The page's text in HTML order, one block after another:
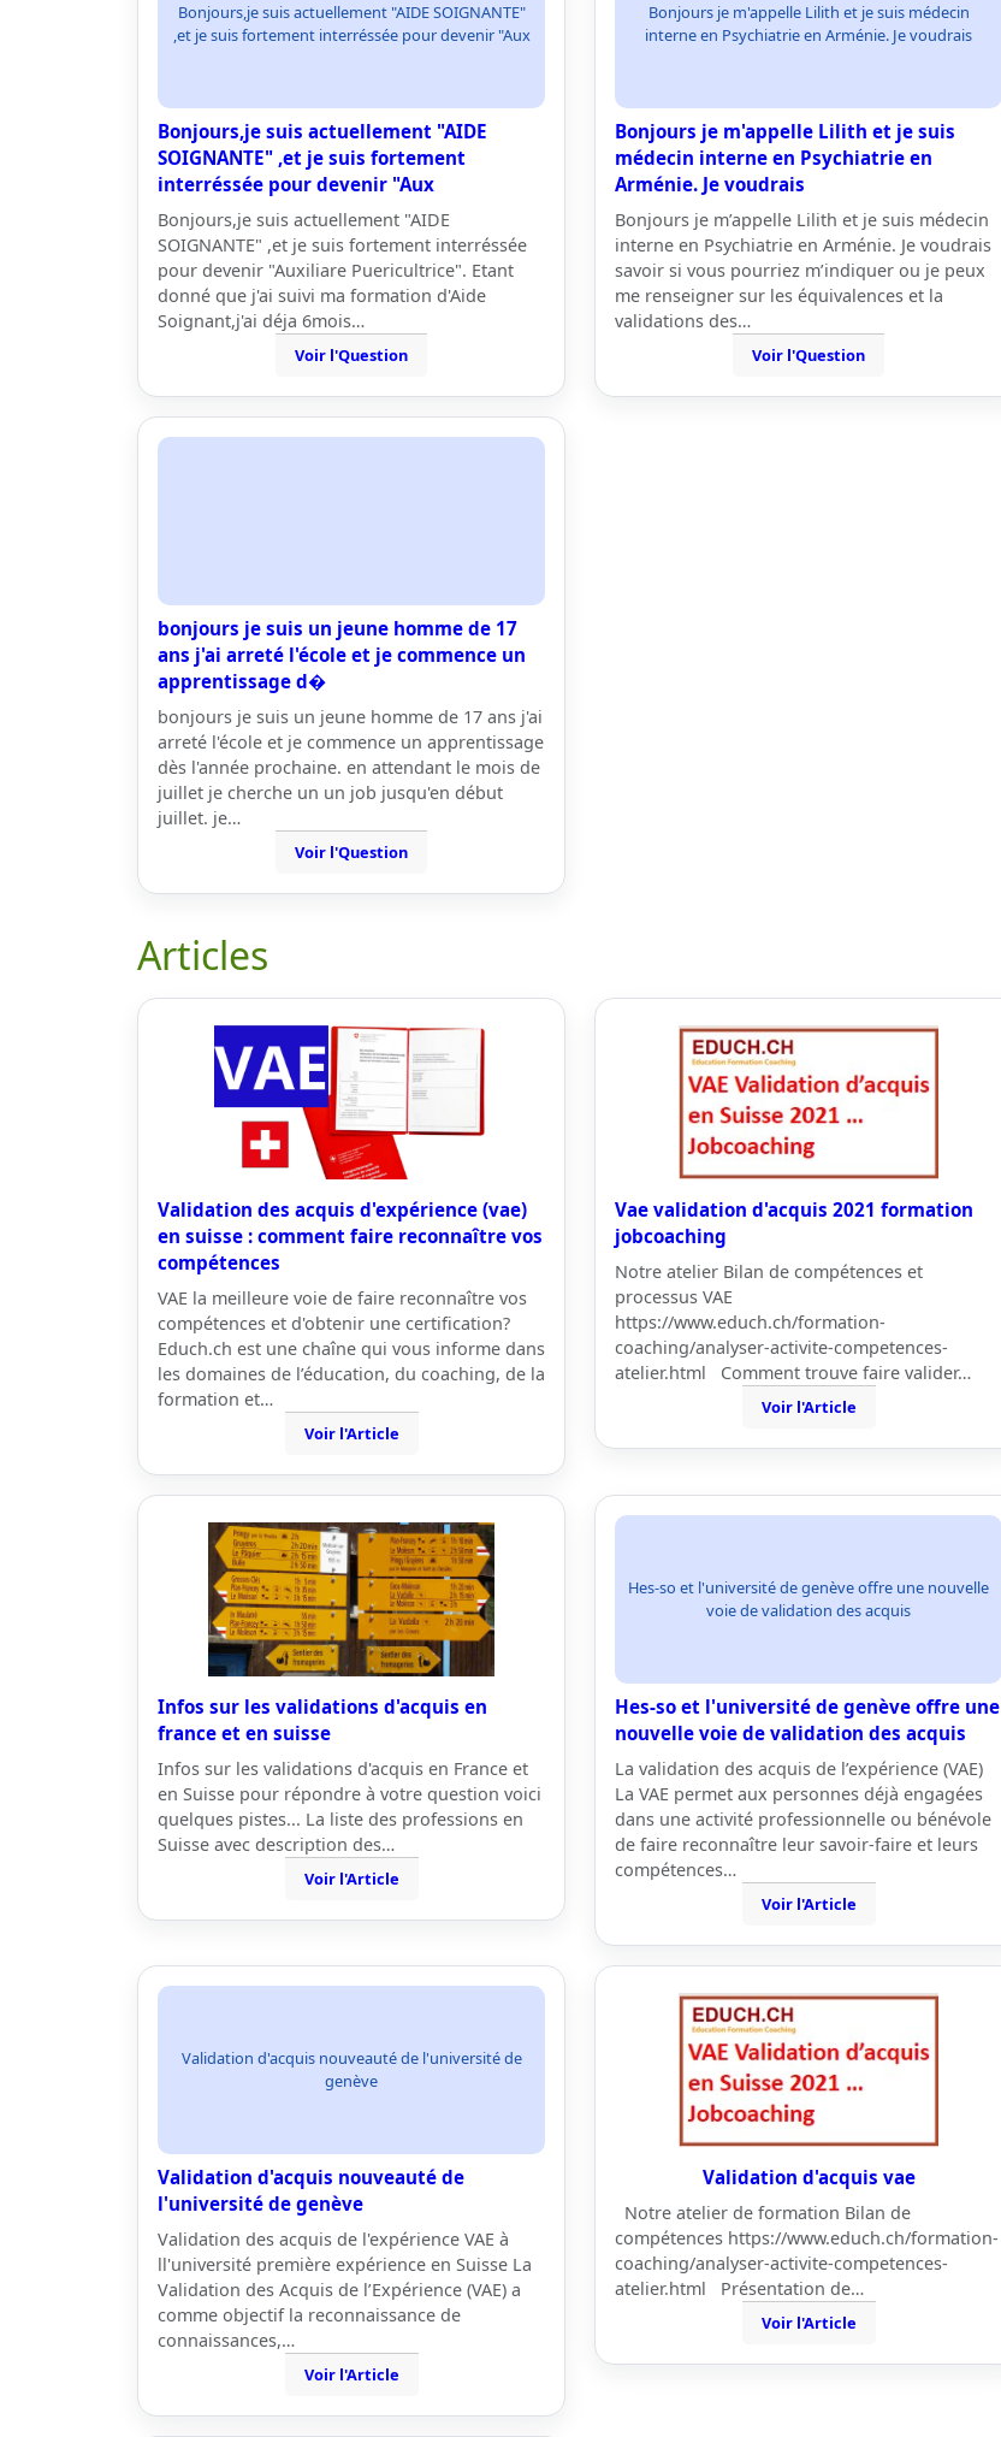
Bonjours,je suis actuellement "AIDE SOIGNANTE"
,et je suis fortement interréssée pour devenir "Aux
Bonjours,je suis actuellement "AIDE
SOIGNANTE" ,et je suis fortement
interréssée pour devenir "Aux
Bonjours,je suis actuellement "AIDE
SOIGNANTE" ,et je suis fortement interréssée
pour devenir "Auxiliare Puericultrice". Etant
donné que j'ai suivi ma formation d'Aide
Soignant,j'ai déja 6mois…
Voir l'Question
Bonjours je m'appelle Lilith et je suis médecin
interne en Psychiatrie en Arménie. Je voudrais
Bonjours je m'appelle Lilith et je suis
médecin interne en Psychiatrie en
Arménie. Je voudrais
Bonjours je m’appelle Lilith et je suis médecin
interne en Psychiatrie en Arménie. Je voudrais
savoir si vous pourriez m’indiquer ou je peux
me renseigner sur les équivalences et la
validations des…
Voir l'Question
bonjours je suis un jeune homme de 17
ans j'ai arreté l'école et je commence un
apprentissage d�
bonjours je suis un jeune homme de 17 ans j'ai
arreté l'école et je commence un apprentissage
dès l'année prochaine. en attendant le mois de
juillet je cherche un un job jusqu'en début
juillet. je…
Voir l'Question
Articles
Validation des acquis d'expérience (vae)
en suisse : comment faire reconnaître vos
compétences
VAE la meilleure voie de faire reconnaître vos
compétences et d'obtenir une certification?
Educh.ch est une chaîne qui vous informe dans
les domaines de l’éducation, du coaching, de la
formation et…
Voir l'Article
Vae validation d'acquis 2021 formation
jobcoaching
Notre atelier Bilan de compétences et
processus VAE
https://www.educh.ch/formation-
coaching/analyser-activite-competences-
atelier.html Comment trouve faire valider…
Voir l'Article
Infos sur les validations d'acquis en
france et en suisse
Infos sur les validations d'acquis en France et
en Suisse pour répondre à votre question voici
quelques pistes... La liste des professions en
Suisse avec description des…
Voir l'Article
Hes-so et l'université de genève offre une nouvelle
voie de validation des acquis
Hes-so et l'université de genève offre une
nouvelle voie de validation des acquis
La validation des acquis de l’expérience (VAE)
La VAE permet aux personnes déjà engagées
dans une activité professionnelle ou bénévole
de faire reconnaître leur savoir-faire et leurs
compétences…
Voir l'Article
Validation d'acquis nouveauté de l'université de
genève
Validation d'acquis nouveauté de
l'université de genève
Validation des acquis de l'expérience VAE à
ll'université première expérience en Suisse La
Validation des Acquis de l’Expérience (VAE) a
comme objectif la reconnaissance de
connaissances,…
Voir l'Article
Validation d'acquis vae
Notre atelier de formation Bilan de
compétences https://www.educh.ch/formation-
coaching/analyser-activite-competences-
atelier.html Présentation de…
Voir l'Article